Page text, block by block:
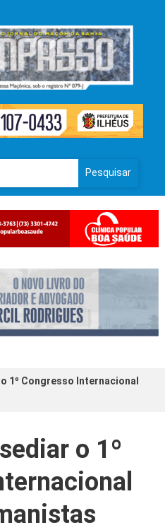
1º Congresso Internacional
o 1º